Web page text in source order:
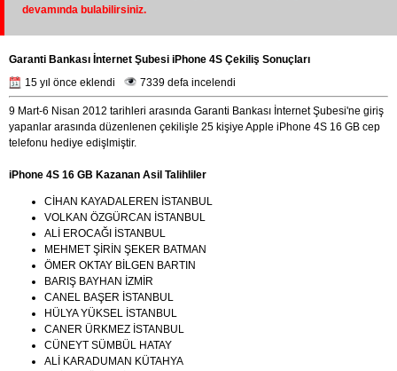
devamında bulabilirsiniz.
Garanti Bankası İnternet Şubesi iPhone 4S Çekiliş Sonuçları
15 yıl önce eklendi
7339 defa incelendi
9 Mart-6 Nisan 2012 tarihleri arasında Garanti Bankası İnternet Şubesi'ne giriş
yapanlar arasında düzenlenen çekilişle 25 kişiye Apple iPhone 4S 16 GB cep
telefonu hediye edişlmiştir.
iPhone 4S 16 GB Kazanan Asil Talihliler
CİHAN KAYADALEREN İSTANBUL
VOLKAN ÖZGÜRCAN İSTANBUL
ALİ EROCAĞI İSTANBUL
MEHMET ŞİRİN ŞEKER BATMAN
ÖMER OKTAY BİLGEN BARTIN
BARIŞ BAYHAN İZMİR
CANEL BAŞER İSTANBUL
HÜLYA YÜKSEL İSTANBUL
CANER ÜRKMEZ İSTANBUL
CÜNEYT SÜMBÜL HATAY
ALİ KARADUMAN KÜTAHYA